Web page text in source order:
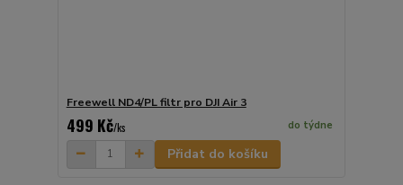
Freewell ND4/PL filtr pro DJI Air 3
499 Kč/ks do týdne
Přidat do košíku